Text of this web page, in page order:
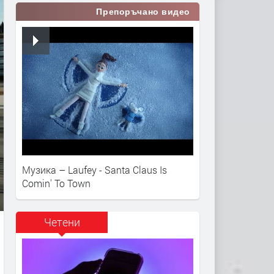
Препоръчано видео
Музика – Laufey - Santa Claus Is
Comin' To Town
Четени